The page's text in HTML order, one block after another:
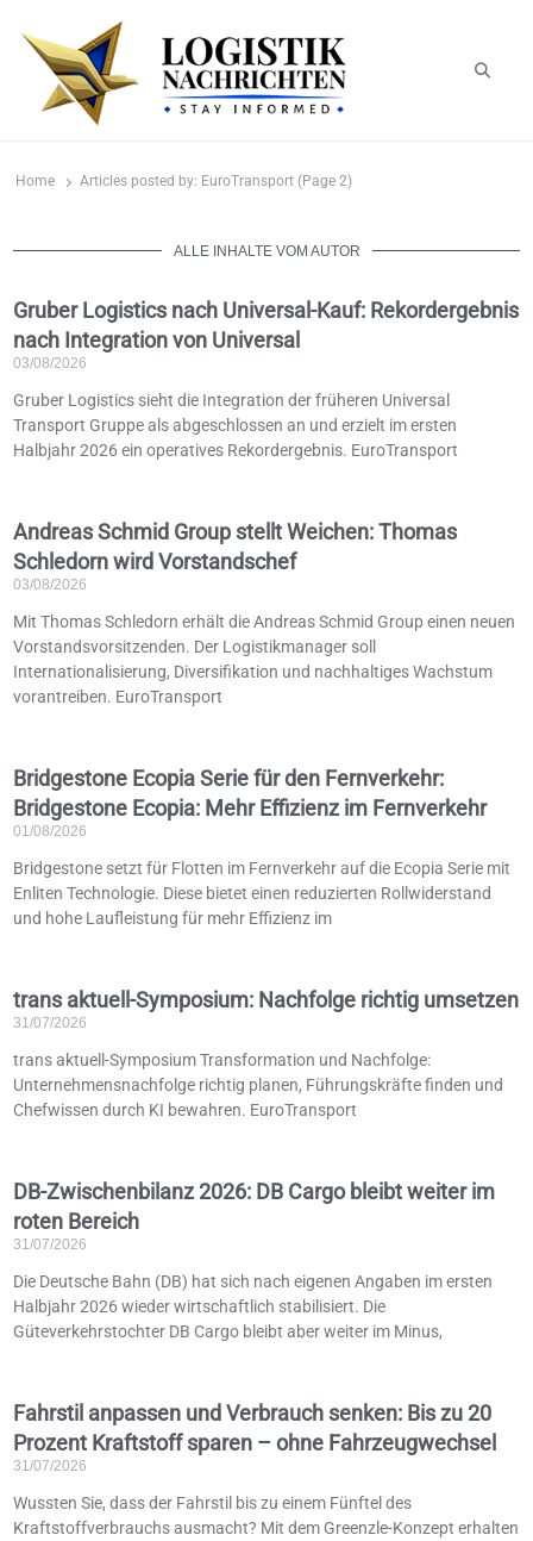
Home Articles posted by: EuroTransport (Page 2)
ALLE INHALTE VOM AUTOR
Gruber Logistics nach Universal-Kauf: Rekordergebnis
nach Integration von Universal
03/08/2026
Gruber Logistics sieht die Integration der früheren Universal
Transport Gruppe als abgeschlossen an und erzielt im ersten
Halbjahr 2026 ein operatives Rekordergebnis. EuroTransport
Andreas Schmid Group stellt Weichen: Thomas
Schledorn wird Vorstandschef
03/08/2026
Mit Thomas Schledorn erhält die Andreas Schmid Group einen neuen
Vorstandsvorsitzenden. Der Logistikmanager soll
Internationalisierung, Diversifikation und nachhaltiges Wachstum
vorantreiben. EuroTransport
Bridgestone Ecopia Serie für den Fernverkehr:
Bridgestone Ecopia: Mehr Effizienz im Fernverkehr
01/08/2026
Bridgestone setzt für Flotten im Fernverkehr auf die Ecopia Serie mit
Enliten Technologie. Diese bietet einen reduzierten Rollwiderstand
und hohe Laufleistung für mehr Effizienz im
trans aktuell-Symposium: Nachfolge richtig umsetzen
31/07/2026
trans aktuell-Symposium Transformation und Nachfolge:
Unternehmensnachfolge richtig planen, Führungskräfte finden und
Chefwissen durch KI bewahren. EuroTransport
DB-Zwischenbilanz 2026: DB Cargo bleibt weiter im
roten Bereich
31/07/2026
Die Deutsche Bahn (DB) hat sich nach eigenen Angaben im ersten
Halbjahr 2026 wieder wirtschaftlich stabilisiert. Die
Güteverkehrstochter DB Cargo bleibt aber weiter im Minus,
Fahrstil anpassen und Verbrauch senken: Bis zu 20
Prozent Kraftstoff sparen – ohne Fahrzeugwechsel
31/07/2026
Wussten Sie, dass der Fahrstil bis zu einem Fünftel des
Kraftstoffverbrauchs ausmacht? Mit dem Greenzle-Konzept erhalten